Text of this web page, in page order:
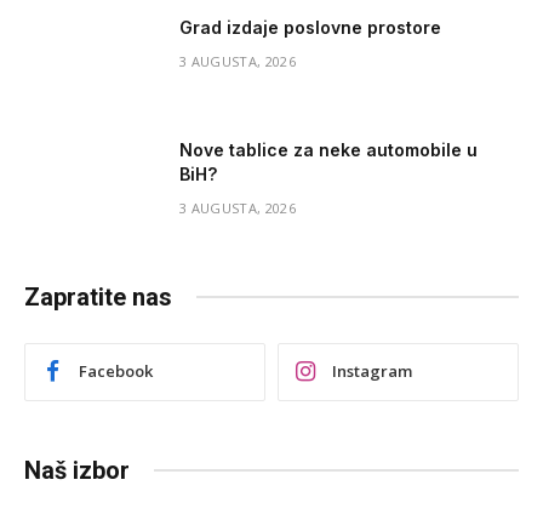
Grad izdaje poslovne prostore
3 AUGUSTA, 2026
Nove tablice za neke automobile u
BiH?
3 AUGUSTA, 2026
Zapratite nas
Facebook Instagram
Naš izbor